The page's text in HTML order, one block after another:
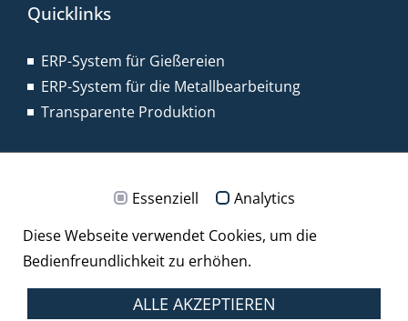
Quicklinks
ERP-System für Gießereien
ERP-System für die Metallbearbeitung
Transparente Produktion
Essenziell
Analytics
Diese Webseite verwendet Cookies, um die
Bedienfreundlichkeit zu erhöhen.
ALLE AKZEPTIEREN